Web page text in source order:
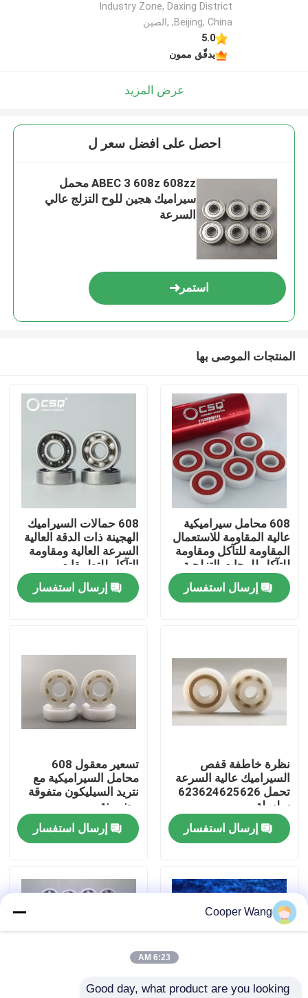
منزل
عرض الواقع الافتراضي
معلومات عنا
جولة في المعمل
رقابة جودة
اطلب اقتباس
608 محامل سيراميك
Industry Zone, Daxing District
,Beijing, China ,الصين
5.0
يدقّق ممون
عرض المزيد
احصل على افضل سعر ل
ABEC 3 608z 608zz محمل
سيراميك هجين للوح التزلج عالي
السرعة
استمر
المنتجات الموصى بها
608 محامل سيراميكية
عالية المقاومة للاستعمال
المقاومة للتآكل ومقاومة
للتآكل للوحات التزلجية
الدقيقة P5 P4 ولوحات
التزلج في الخط
إرسال استفسار
608 حمالات السيراميك
الهجينة ذات الدقة العالية
السرعة العالية ومقاومة
التآكل للتطبيقات
الصناعية
إرسال استفسار
نظرة خاطفة قفص
السيراميك عالية السرعة
تحمل 623624625626
سلسلة
إرسال استفسار
تسعير معقول 608
محامل السيراميكية مع
نتريد السيليكون متفوقة
مضمونة
إرسال استفسار
Cooper Wang
6:23 AM
Good day, what product are you looking